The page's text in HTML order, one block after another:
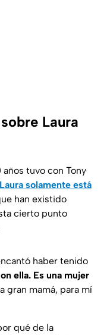
Laura
tuvo con Tony
solamente está
han existido
cierto punto
haber tenido
ella. Es una mujer
gran mamá, para mí
qué de la